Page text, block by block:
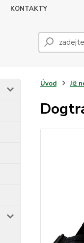
KONTAKTY
Úvod Již